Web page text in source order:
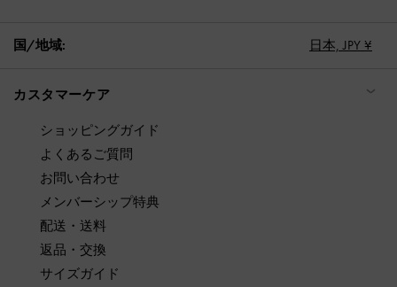
国/地域: 日本, JPY ¥
カスタマーケア
ショッピングガイド
よくあるご質問
お問い合わせ
メンバーシップ特典
配送・送料
返品・交換
サイズガイド